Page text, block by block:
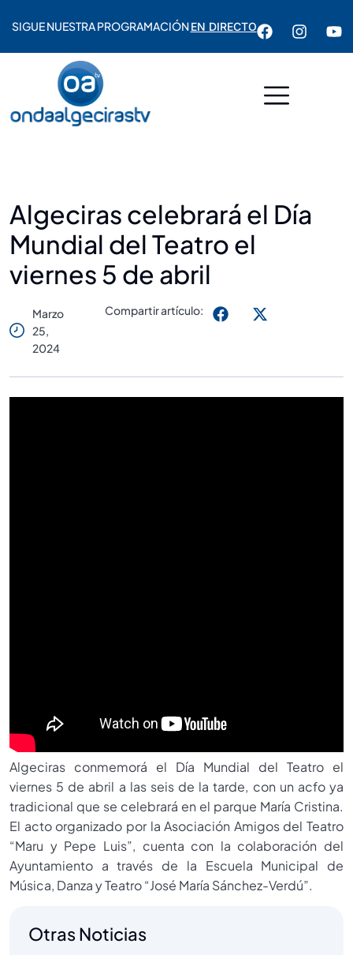
SIGUE NUESTRA PROGRAMACIÓNEN DIRECTO
Algeciras celebrará el Día
Mundial del Teatro el
viernes 5 de abril
Marzo
25,
2024
Compartir artículo:
Algeciras conmemorá el Día Mundial del Teatro el
viernes 5 de abril a las seis de la tarde, con un acfo ya
tradicional que se celebrará en el parque María Cristina.
El acto organizado por la Asociación Amigos del Teatro
“Maru y Pepe Luis”, cuenta con la colaboración del
Ayuntamiento a través de la Escuela Municipal de
Música, Danza y Teatro “José María Sánchez-Verdú”.
Otras Noticias